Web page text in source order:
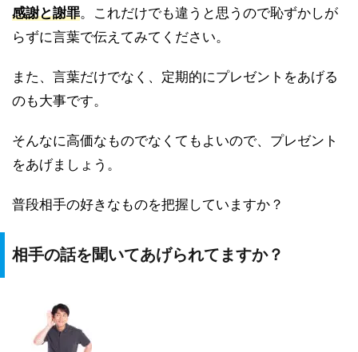
感謝と謝罪。これだけでも違うと思うので恥ずかしが
らずに言葉で伝えてみてください。
また、言葉だけでなく、定期的にプレゼントをあげる
のも大事です。
そんなに高価なものでなくてもよいので、プレゼント
をあげましょう。
普段相手の好きなものを把握していますか？
相手の話を聞いてあげられてますか？